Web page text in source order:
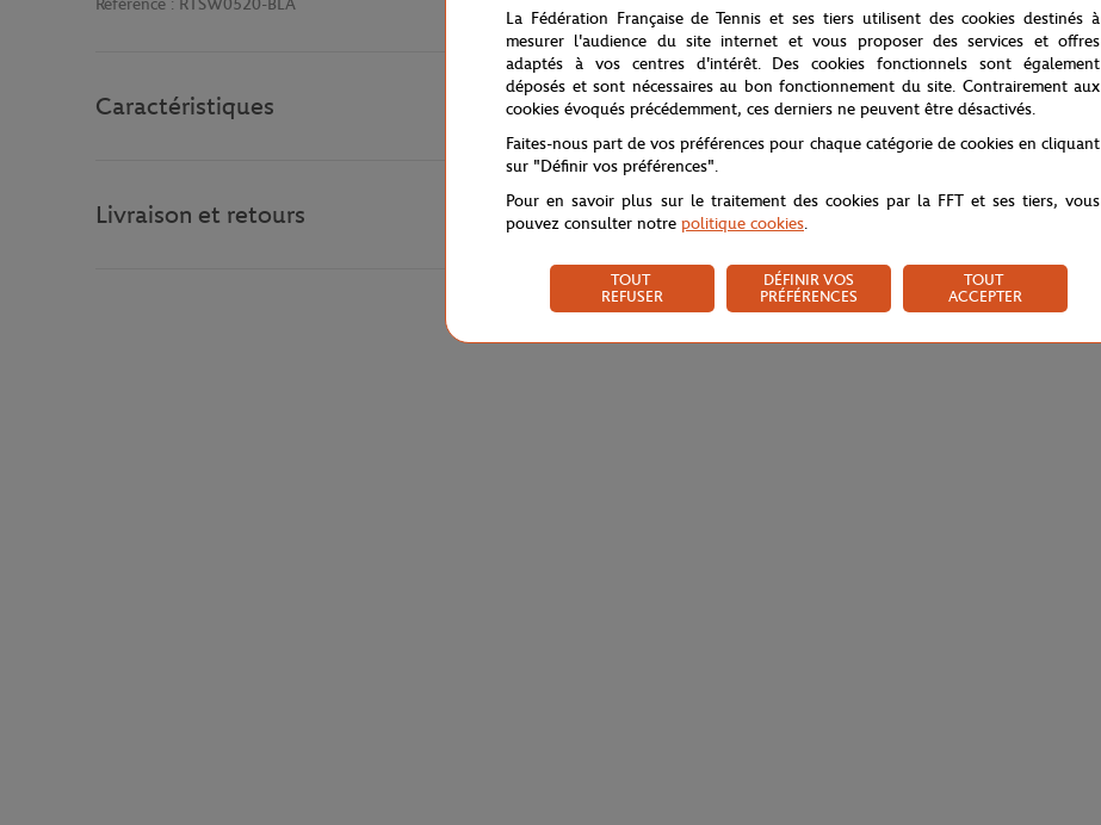
Caractéristiques
Livraison et retours
La Fédération Française de Tennis et ses tiers utilisent des cookies destinés à
mesurer l'audience du site internet et vous proposer des services et offres
adaptés à vos centres d'intérêt. Des cookies fonctionnels sont également
déposés et sont nécessaires au bon fonctionnement du site. Contrairement aux
cookies évoqués précédemment, ces derniers ne peuvent être désactivés.
Faites-nous part de vos préférences pour chaque catégorie de cookies en cliquant
sur "Définir vos préférences".
Pour en savoir plus sur le traitement des cookies par la FFT et ses tiers, vous
pouvez consulter notre politique cookies.
TOUT
REFUSER
DÉFINIR VOS
PRÉFÉRENCES
TOUT
ACCEPTER